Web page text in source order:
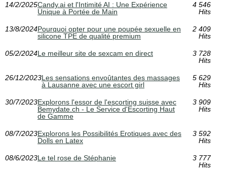
14/2/2025Candy.ai et l'Intimité AI : Une Expérience
Unique à Portée de Main
4 546
Hits
13/8/2024Pourquoi opter pour une poupée sexuelle en
silicone TPE de qualité premium
2 409
Hits
05/2/2024Le meilleur site de sexcam en direct
3 728
Hits
26/12/2023Les sensations envoûtantes des massages
à Lausanne avec une escort girl
5 629
Hits
30/7/2023Explorons l'essor de l'escorting suisse avec
Bemydate.ch - Le Service d'Escorting Haut
de Gamme
3 909
Hits
08/7/2023Explorons les Possibilités Erotiques avec des
Dolls en Latex
3 592
Hits
08/6/2023Le tel rose de Stéphanie
3 777
Hits